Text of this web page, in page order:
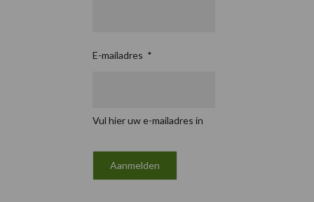
E-mailadres *
Vul hier uw e-mailadres in